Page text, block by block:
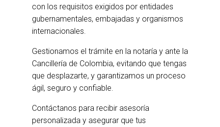
con los requisitos exigidos por entidades
gubernamentales, embajadas y organismos
internacionales.
Gestionamos el trámite en la notaría y ante la
Cancillería de Colombia, evitando que tengas
que desplazarte, y garantizamos un proceso
ágil, seguro y confiable.
Contáctanos para recibir asesoría
personalizada y asegurar que tus